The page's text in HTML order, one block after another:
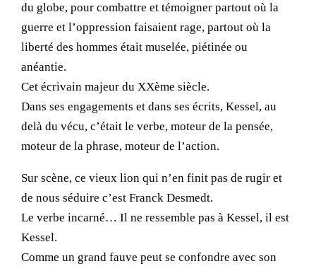
du globe, pour combattre et témoigner partout où la
guerre et l’oppression faisaient rage, partout où la
liberté des hommes était muselée, piétinée ou
anéantie.
Cet écrivain majeur du XXème siècle.
Dans ses engagements et dans ses écrits, Kessel, au
delà du vécu, c’était le verbe, moteur de la pensée,
moteur de la phrase, moteur de l’action.
Sur scène, ce vieux lion qui n’en finit pas de rugir et
de nous séduire c’est Franck Desmedt.
Le verbe incarné… Il ne ressemble pas à Kessel, il est
Kessel.
Comme un grand fauve peut se confondre avec son